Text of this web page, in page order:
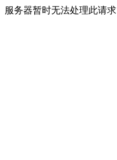
服务器暂时无法处理此请求